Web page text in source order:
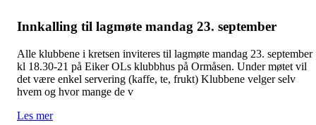
Innkalling til lagmøte mandag 23. september
Alle klubbene i kretsen inviteres til lagmøte mandag 23. september
kl 18.30-21 på Eiker OLs klubbhus på Ormåsen. Under møtet vil
det være enkel servering (kaffe, te, frukt) Klubbene velger selv
hvem og hvor mange de v
Les mer